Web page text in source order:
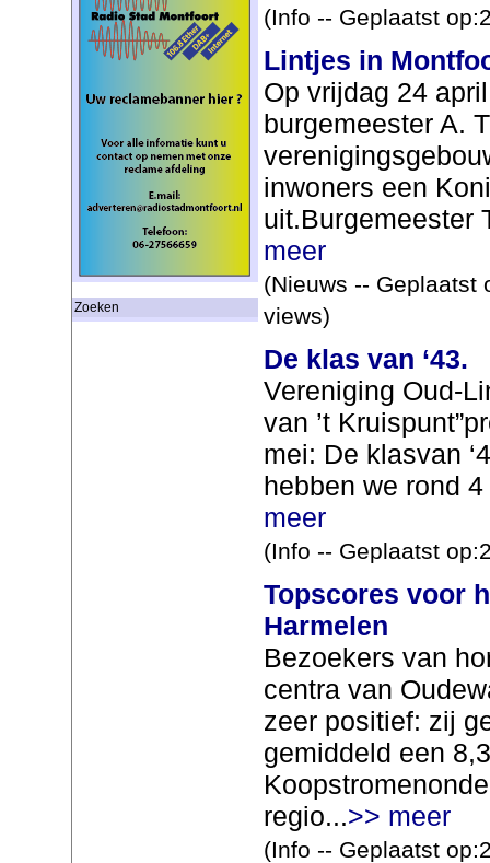
Zoeken
(Info -- Geplaatst
Lintjes in
Op vrijdag 24
burgemeester A.
inwoners een
uit.Burgemeester
meer
(Nieuws -- Geplaatst
views)
De klas van ‘43.
Vereniging Oud-
van ’t
mei: De klasvan
hebben we rond
meer
(Info -- Geplaatst
Topscores voor
Harmelen
Bezoekers van
centra van
zeer positief: zij
gemiddeld een
regio...>> meer
(Info -- Geplaatst